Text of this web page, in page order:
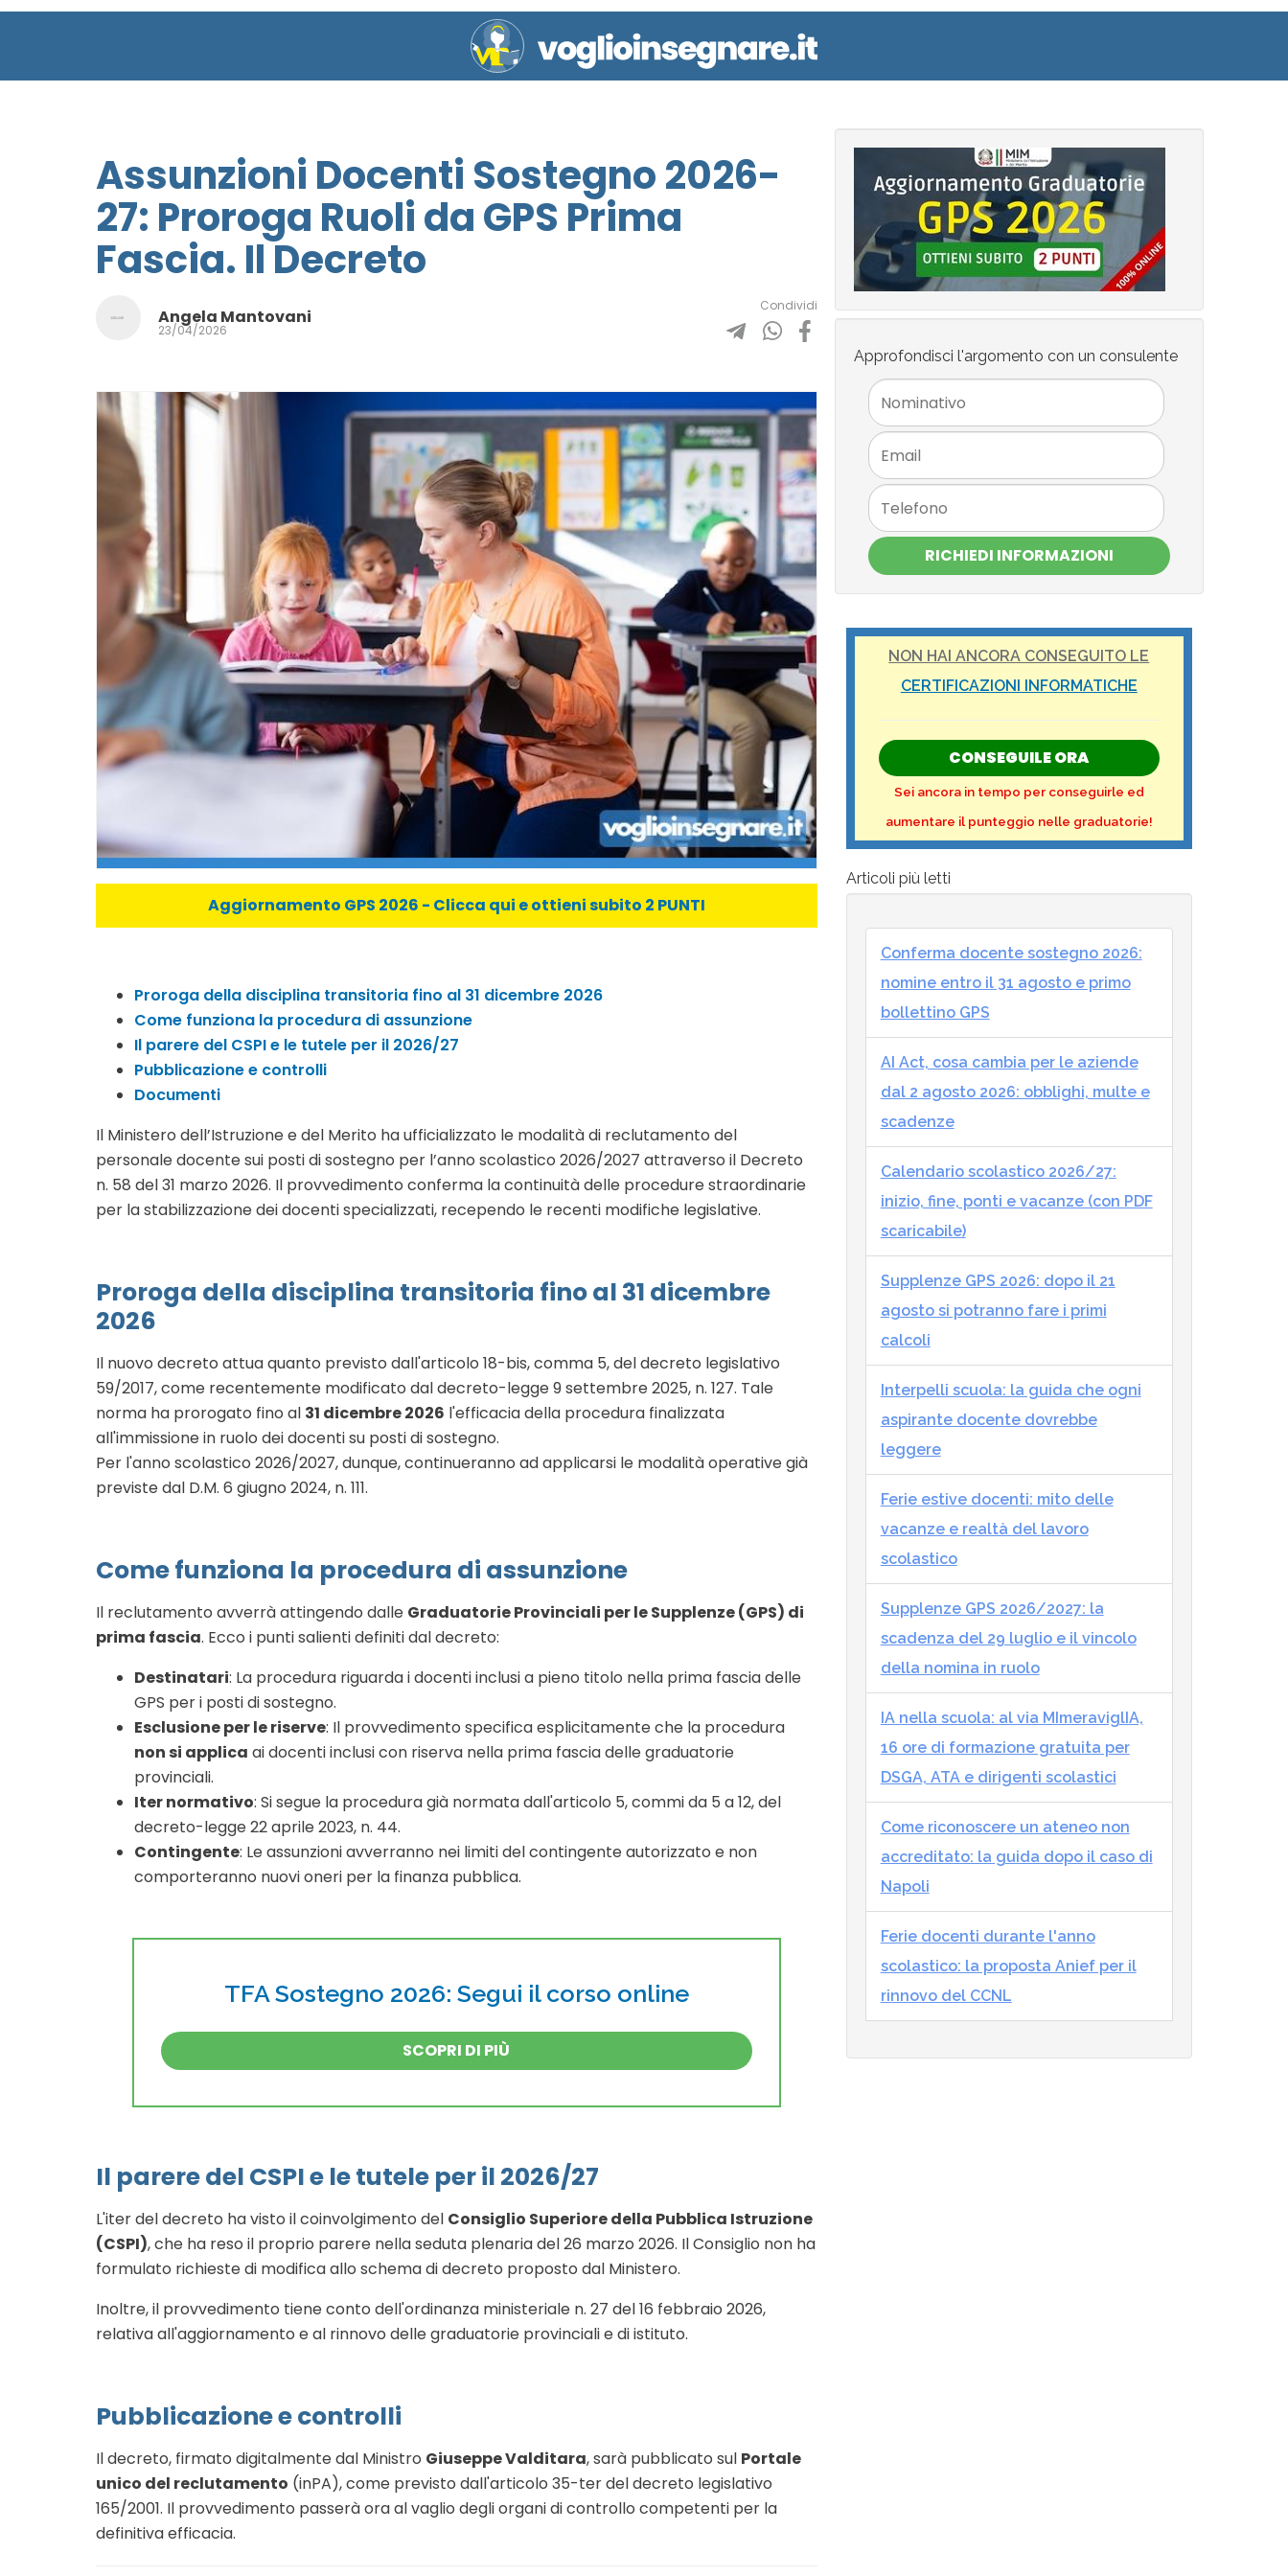
Assunzioni Docenti Sostegno 2026-
27: Proroga Ruoli da GPS Prima
Fascia. Il Decreto
Angela Mantovani
23/04/2026
Condividi
Aggiornamento GPS 2026 - Clicca qui e ottieni subito 2 PUNTI
Proroga della disciplina transitoria fino al 31 dicembre 2026
Come funziona la procedura di assunzione
Il parere del CSPI e le tutele per il 2026/27
Pubblicazione e controlli
Documenti
Il Ministero dell’Istruzione e del Merito ha ufficializzato le modalità di reclutamento del
personale docente sui posti di sostegno per l’anno scolastico 2026/2027 attraverso il Decreto
n. 58 del 31 marzo 2026. Il provvedimento conferma la continuità delle procedure straordinarie
per la stabilizzazione dei docenti specializzati, recependo le recenti modifiche legislative.
Proroga della disciplina transitoria fino al 31 dicembre
2026
Il nuovo decreto attua quanto previsto dall'articolo 18-bis, comma 5, del decreto legislativo
59/2017, come recentemente modificato dal decreto-legge 9 settembre 2025, n. 127. Tale
norma ha prorogato fino al 31 dicembre 2026 l'efficacia della procedura finalizzata
all'immissione in ruolo dei docenti su posti di sostegno.
Per l'anno scolastico 2026/2027, dunque, continueranno ad applicarsi le modalità operative già
previste dal D.M. 6 giugno 2024, n. 111.
Come funziona la procedura di assunzione
Il reclutamento avverrà attingendo dalle Graduatorie Provinciali per le Supplenze (GPS) di
prima fascia. Ecco i punti salienti definiti dal decreto:
Destinatari: La procedura riguarda i docenti inclusi a pieno titolo nella prima fascia delle
GPS per i posti di sostegno.
Esclusione per le riserve: Il provvedimento specifica esplicitamente che la procedura
non si applica ai docenti inclusi con riserva nella prima fascia delle graduatorie
provinciali.
Iter normativo: Si segue la procedura già normata dall'articolo 5, commi da 5 a 12, del
decreto-legge 22 aprile 2023, n. 44.
Contingente: Le assunzioni avverranno nei limiti del contingente autorizzato e non
comporteranno nuovi oneri per la finanza pubblica.
TFA Sostegno 2026: Segui il corso online
SCOPRI DI PIÙ
Il parere del CSPI e le tutele per il 2026/27
L'iter del decreto ha visto il coinvolgimento del Consiglio Superiore della Pubblica Istruzione
(CSPI), che ha reso il proprio parere nella seduta plenaria del 26 marzo 2026. Il Consiglio non ha
formulato richieste di modifica allo schema di decreto proposto dal Ministero.
Inoltre, il provvedimento tiene conto dell'ordinanza ministeriale n. 27 del 16 febbraio 2026,
relativa all'aggiornamento e al rinnovo delle graduatorie provinciali e di istituto.
Pubblicazione e controlli
Il decreto, firmato digitalmente dal Ministro Giuseppe Valditara, sarà pubblicato sul Portale
unico del reclutamento (inPA), come previsto dall'articolo 35-ter del decreto legislativo
165/2001. Il provvedimento passerà ora al vaglio degli organi di controllo competenti per la
definitiva efficacia.
Approfondisci l'argomento con un consulente
RICHIEDI INFORMAZIONI
NON HAI ANCORA CONSEGUITO LE
CERTIFICAZIONI INFORMATICHE
CONSEGUILE ORA
Sei ancora in tempo per conseguirle ed
aumentare il punteggio nelle graduatorie!
Articoli più letti
Conferma docente sostegno 2026:
nomine entro il 31 agosto e primo
bollettino GPS
AI Act, cosa cambia per le aziende
dal 2 agosto 2026: obblighi, multe e
scadenze
Calendario scolastico 2026/27:
inizio, fine, ponti e vacanze (con PDF
scaricabile)
Supplenze GPS 2026: dopo il 21
agosto si potranno fare i primi
calcoli
Interpelli scuola: la guida che ogni
aspirante docente dovrebbe
leggere
Ferie estive docenti: mito delle
vacanze e realtà del lavoro
scolastico
Supplenze GPS 2026/2027: la
scadenza del 29 luglio e il vincolo
della nomina in ruolo
IA nella scuola: al via MImeraviglIA,
16 ore di formazione gratuita per
DSGA, ATA e dirigenti scolastici
Come riconoscere un ateneo non
accreditato: la guida dopo il caso di
Napoli
Ferie docenti durante l'anno
scolastico: la proposta Anief per il
rinnovo del CCNL